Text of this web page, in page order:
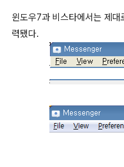
윈도우7과 비스타에서는 제
력됐다.